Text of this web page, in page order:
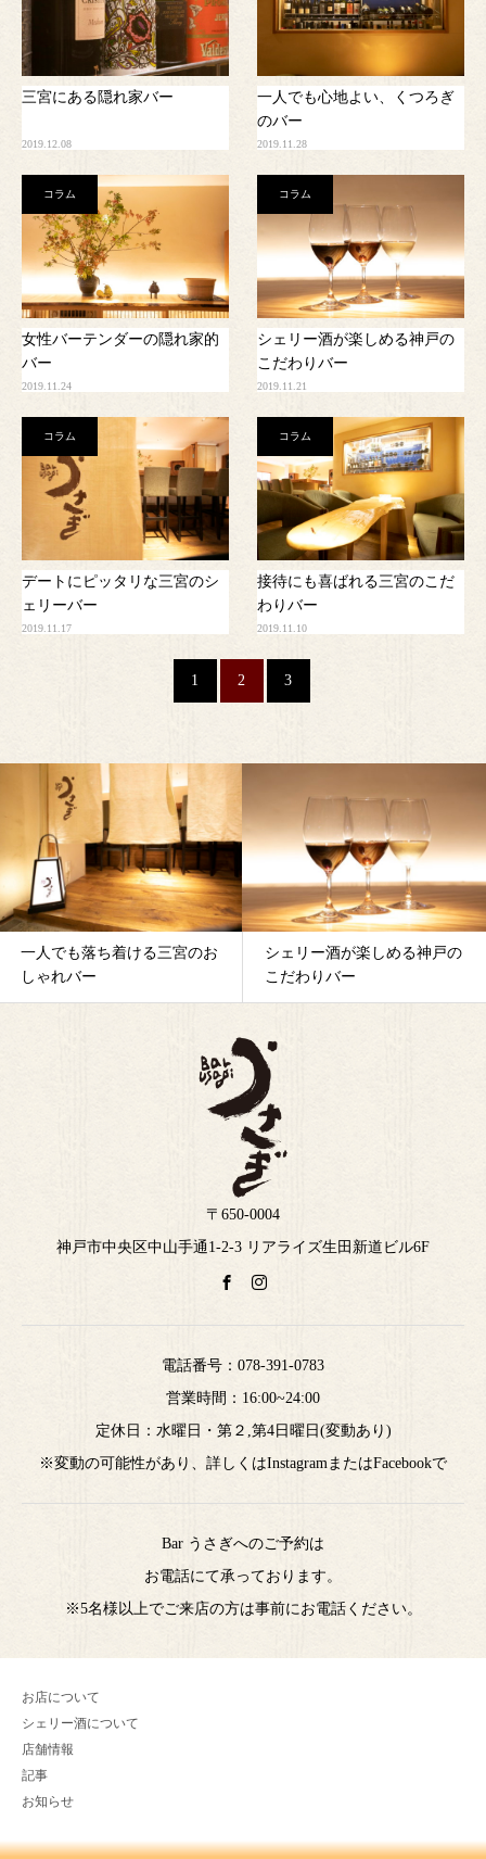
三宮にある隠れ家バー
2019.12.08
一人でも心地よい、くつろぎ
のバー
2019.11.28
コラム
女性バーテンダーの隠れ家的
バー
2019.11.24
コラム
シェリー酒が楽しめる神戸の
こだわりバー
2019.11.21
コラム
デートにピッタリな三宮のシ
ェリーバー
2019.11.17
コラム
接待にも喜ばれる三宮のこだ
わりバー
2019.11.10
1 2 3
一人でも落ち着ける三宮のお
しゃれバー
シェリー酒が楽しめる神戸の
こだわりバー
〒650-0004
神戸市中央区中山手通1-2-3 リアライズ生田新道ビル6F
電話番号： 078-391-0783
営業時間：16:00~24:00
定休日：水曜日・第２,第4日曜日(変動あり)
※変動の可能性があり、詳しくはInstagramまたはFacebookで
Bar うさぎへのご予約は
お電話にて承っております。
※5名様以上でご来店の方は事前にお電話ください。
お店について
シェリー酒について
店舗情報
記事
お知らせ